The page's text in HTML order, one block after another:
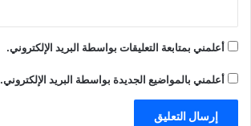
أعلمني بمتابعة التعليقات بواسطة البريد الإلكتروني.
أعلمني بالمواضيع الجديدة بواسطة البريد الإلكتروني.